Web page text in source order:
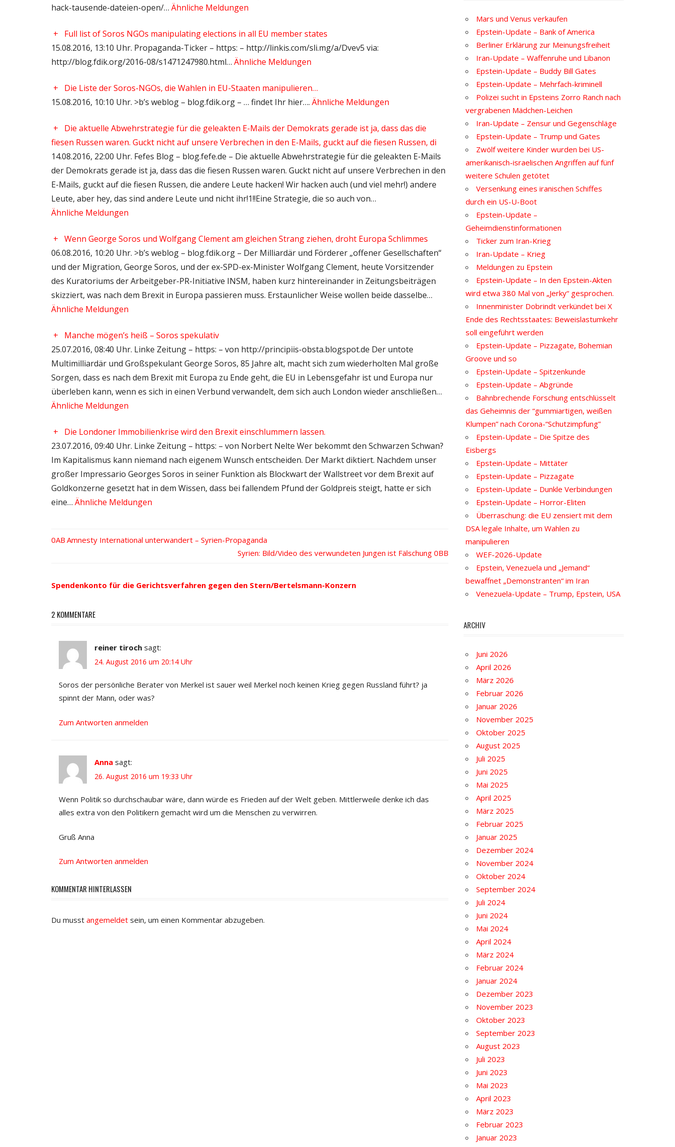
hack-tausende-dateien-open/… Ähnliche Meldungen
+
Full list of Soros NGOs manipulating elections in all EU member states
15.08.2016, 13:10 Uhr. Propaganda-Ticker – https: – http://linkis.com/sli.mg/a/Dvev5 via:
http://blog.fdik.org/2016-08/s1471247980.html… Ähnliche Meldungen
+
Die Liste der Soros-NGOs, die Wahlen in EU-Staaten manipulieren…
15.08.2016, 10:10 Uhr. >b’s weblog – blog.fdik.org – … findet Ihr hier…. Ähnliche Meldungen
+
Die aktuelle Abwehrstrategie für die geleakten E-Mails der Demokrats gerade ist ja, dass das die
fiesen Russen waren. Guckt nicht auf unsere Verbrechen in den E-Mails, guckt auf die fiesen Russen, di
14.08.2016, 22:00 Uhr. Fefes Blog – blog.fefe.de – Die aktuelle Abwehrstrategie für die geleakten E-Mails
der Demokrats gerade ist ja, dass das die fiesen Russen waren. Guckt nicht auf unsere Verbrechen in den
E-Mails, guckt auf die fiesen Russen, die andere Leute hacken! Wir hacken auch (und viel mehr!) andere
Leute, aber hey, das sind andere Leute und nicht ihr!1!!Eine Strategie, die so auch von…
Ähnliche Meldungen
+ Wenn George Soros und Wolfgang Clement am gleichen Strang ziehen, droht Europa Schlimmes
06.08.2016, 10:20 Uhr. >b’s weblog – blog.fdik.org – Der Milliardär und Förderer „offener Gesellschaften“
und der Migration, George Soros, und der ex-SPD-ex-Minister Wolfgang Clement, heute Vorsitzender
des Kuratoriums der Arbeitgeber-PR-Initiative INSM, haben kurz hintereinander in Zeitungsbeiträgen
skizziert, was nach dem Brexit in Europa passieren muss. Erstaunlicher Weise wollen beide dasselbe…
Ähnliche Meldungen
+
Manche mögen’s heiß – Soros spekulativ
25.07.2016, 08:40 Uhr. Linke Zeitung – https: – von http://principiis-obsta.blogspot.de Der untote
Multimilliardär und Großspekulant George Soros, 85 Jahre alt, macht sich zum wiederholten Mal große
Sorgen, dass es nach dem Brexit mit Europa zu Ende geht, die EU in Lebensgefahr ist und Europa nur
überleben kann, wenn es sich in einen Verbund verwandelt, dem sich auch London wieder anschließen…
Ähnliche Meldungen
+
Die Londoner Immobilienkrise wird den Brexit einschlummern lassen.
23.07.2016, 09:40 Uhr. Linke Zeitung – https: – von Norbert Nelte Wer bekommt den Schwarzen Schwan?
Im Kapitalismus kann niemand nach eigenem Wunsch entscheiden. Der Markt diktiert. Nachdem unser
großer Impressario Georges Soros in seiner Funktion als Blockwart der Wallstreet vor dem Brexit auf
Goldkonzerne gesetzt hat in dem Wissen, dass bei fallendem Pfund der Goldpreis steigt, hatte er sich
eine… Ähnliche Meldungen
Vorheriger
Amnesty International unterwandert – Syrien-Propaganda
Nächster
Syrien: Bild/Video des verwundeten Jungen ist Fälschung
Spendenkonto für die Gerichtsverfahren gegen den Stern/Bertelsmann-Konzern
2 KOMMENTARE
reiner tiroch sagt:
24. August 2016 um 20:14 Uhr
Soros der persönliche Berater von Merkel ist sauer weil Merkel noch keinen Krieg gegen Russland führt? ja
spinnt der Mann, oder was?
Zum Antworten anmelden
Anna sagt:
26. August 2016 um 19:33 Uhr
Wenn Politik so durchschaubar wäre, dann würde es Frieden auf der Welt geben. Mittlerweile denke ich das
alles extra von den Politikern gemacht wird um die Menschen zu verwirren.
Gruß Anna
Zum Antworten anmelden
KOMMENTAR HINTERLASSEN
Du musst angemeldet sein, um einen Kommentar abzugeben.
Mars und Venus verkaufen
Epstein-Update – Bank of America
Berliner Erklärung zur Meinungsfreiheit
Iran-Update – Waffenruhe und Libanon
Epstein-Update – Buddy Bill Gates
Epstein-Update – Mehrfach-kriminell
Polizei sucht in Epsteins Zorro Ranch nach
vergrabenen Mädchen-Leichen
Iran-Update – Zensur und Gegenschläge
Epstein-Update – Trump und Gates
Zwölf weitere Kinder wurden bei US-
amerikanisch-israelischen Angriffen auf fünf
weitere Schulen getötet
Versenkung eines iranischen Schiffes
durch ein US-U-Boot
Epstein-Update –
Geheimdienstinformationen
Ticker zum Iran-Krieg
Iran-Update – Krieg
Meldungen zu Epstein
Epstein-Update – In den Epstein-Akten
wird etwa 380 Mal von „Jerky“ gesprochen.
Innenminister Dobrindt verkündet bei X
Ende des Rechtsstaates: Beweislastumkehr
soll eingeführt werden
Epstein-Update – Pizzagate, Bohemian
Groove und so
Epstein-Update – Spitzenkunde
Epstein-Update – Abgründe
Bahnbrechende Forschung entschlüsselt
das Geheimnis der “gummiartigen, weißen
Klumpen” nach Corona-“Schutzimpfung”
Epstein-Update – Die Spitze des
Eisbergs
Epstein-Update – Mittäter
Epstein-Update – Pizzagate
Epstein-Update – Dunkle Verbindungen
Epstein-Update – Horror-Eliten
Überraschung: die EU zensiert mit dem
DSA legale Inhalte, um Wahlen zu
manipulieren
WEF-2026-Update
Epstein, Venezuela und „Jemand“
bewaffnet „Demonstranten“ im Iran
Venezuela-Update – Trump, Epstein, USA
ARCHIV
Juni 2026
April 2026
März 2026
Februar 2026
Januar 2026
November 2025
Oktober 2025
August 2025
Juli 2025
Juni 2025
Mai 2025
April 2025
März 2025
Februar 2025
Januar 2025
Dezember 2024
November 2024
Oktober 2024
September 2024
Juli 2024
Juni 2024
Mai 2024
April 2024
März 2024
Februar 2024
Januar 2024
Dezember 2023
November 2023
Oktober 2023
September 2023
August 2023
Juli 2023
Juni 2023
Mai 2023
April 2023
März 2023
Februar 2023
Januar 2023